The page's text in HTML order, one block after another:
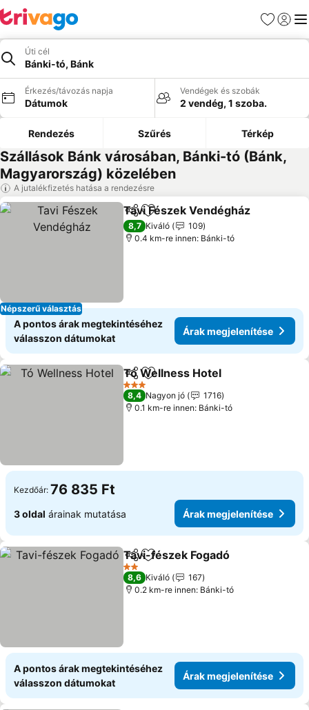
Kedvencek
Úti cél
Bánki-tó, Bánk
Érkezés/távozás napja
Dátumok
Vendégek és szobák
2 vendég, 1 szoba.
Rendezés Szűrés Térkép
Szállások Bánk városában, Bánki-tó (Bánk,
Magyarország) közelében
A jutalékfizetés hatása a rendezésre
Népszerű választás
Megosztás
Hozzáadás a kedvencekhez
Tavi Fészek Vendégház
8,7 Kiváló
109
0.4 km-re innen: Bánki-tó
A pontos árak megtekintéséhez
válasszon dátumokat
Árak megjelenítése
Megosztás
Hozzáadás a kedvencekhez
Tó Wellness Hotel
3 Kategória
8,4 Nagyon jó
1716
0.1 km-re innen: Bánki-tó
Kezdőár: 76 835 Ft
3 oldal árainak mutatása Árak megjelenítése
Megosztás
Hozzáadás a kedvencekhez
Tavi-fészek Fogadó
2 Kategória
8,6 Kiváló
167
0.2 km-re innen: Bánki-tó
A pontos árak megtekintéséhez
válasszon dátumokat
Árak megjelenítése